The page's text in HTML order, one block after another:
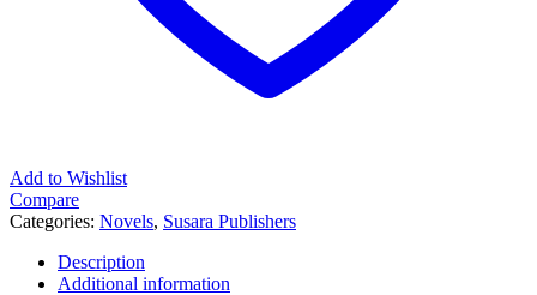
Add to Wishlist
Compare
Categories: Novels, Susara Publishers
Description
Additional information